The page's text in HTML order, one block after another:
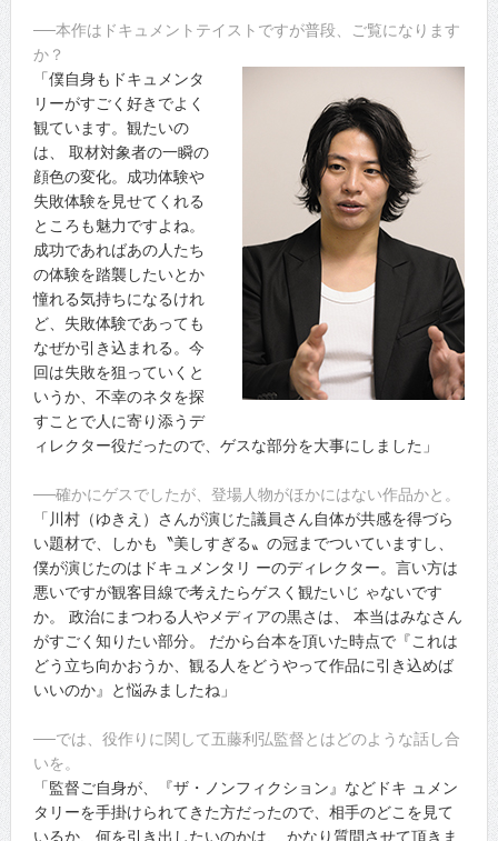
──本作はドキュメントテイストですが普段、ご覧になります
か？
「僕自身もドキュメンタ
リーがすごく好きでよく
観ています。観たいの
は、 取材対象者の一瞬の
顔色の変化。成功体験や
失敗体験を見せてくれる
ところも魅力ですよね。
成功であればあの人たち
の体験を踏襲したいとか
憧れる気持ちになるけれ
ど、失敗体験であっても
なぜか引き込まれる。今
回は失敗を狙っていくと
いうか、不幸のネタを探
すことで人に寄り添うデ
ィレクター役だったので、ゲスな部分を大事にしました」
──確かにゲスでしたが、登場人物がほかにはない作品かと。
「川村（ゆきえ）さんが演じた議員さん自体が共感を得づら
い題材で、しかも〝美しすぎる〟の冠までついていますし、
僕が演じたのはドキュメンタリ ーのディレクター。言い方は
悪いですが観客目線で考えたらゲスく観たいじ ゃないです
か。 政治にまつわる人やメディアの黒さは、 本当はみなさん
がすごく知りたい部分。 だから台本を頂いた時点で『これは
どう立ち向かおうか、観る人をどうやって作品に引き込めば
いいのか』と悩みましたね」
──では、役作りに関して五藤利弘監督とはどのような話し合
いを。
「監督ご自身が、『ザ・ノンフィクション』などドキ ュメン
タリーを手掛けられてきた方だったので、相手のどこを見て
いるか、何を引き出したいのかは、 かなり質問させて頂きま